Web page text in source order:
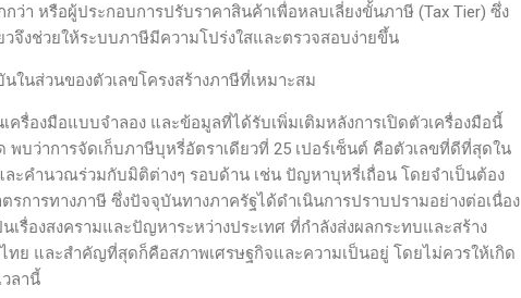
า หรือผู้ประกอบการปรับราคาสินค้าเพื่อหลบเลี่ยงขั้นภาษี (Tax Tier) ซึ่ง
จึงช่วยให้ระบบภาษีมีความโปร่งใสและตรวจสอบง่ายขึ้น
ในส่วนของตัวเลขโครงสร้างภาษีที่เหมาะสม
งมือแบบจำลอง และข้อมูลที่ได้รับเพิ่มเติมหลังการเปิดตัวเครื่องมือนี้
บว่าการจัดเก็บภาษีบุหรี่อัตราเดียวที่ 25 เปอร์เซ็นต์ คือตัวเลขที่ดีที่สุดใน
ะคำนวณร่วมกับมิติต่างๆ รอบด้าน เช่น ปัญหาบุหรี่เถื่อน โดยจำเป็นต้อง
การทางภาษี ซึ่งปัจจุบันทางภาครัฐได้ดำเนินการปราบปรามอย่างต่อเนื่อง
รื่องสงครามและปัญหาระหว่างประเทศ ที่กำลังส่งผลกระทบและสร้าง
ทย และสำคัญที่สุดก็คือสภาพเศรษฐกิจและความเป็นอยู่ โดยไม่ควรให้เกิด
ลานี้